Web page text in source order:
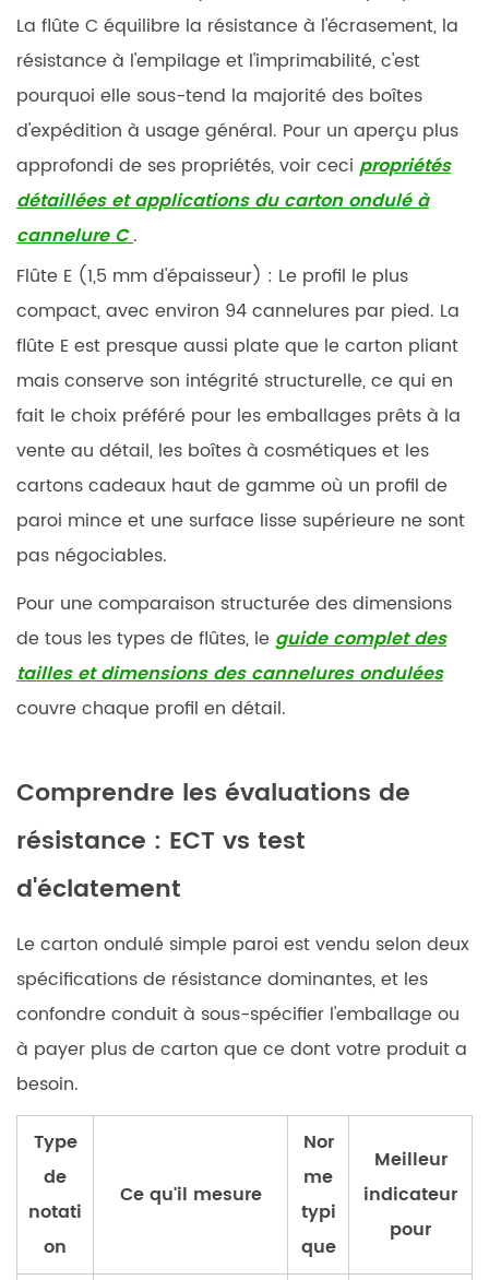
La flûte C équilibre la résistance à l'écrasement, la
résistance à l'empilage et l'imprimabilité, c'est
pourquoi elle sous-tend la majorité des boîtes
d'expédition à usage général. Pour un aperçu plus
approfondi de ses propriétés, voir ceci propriétés
détaillées et applications du carton ondulé à
cannelure C.
Flûte E (1,5 mm d'épaisseur) : Le profil le plus
compact, avec environ 94 cannelures par pied. La
flûte E est presque aussi plate que le carton pliant
mais conserve son intégrité structurelle, ce qui en
fait le choix préféré pour les emballages prêts à la
vente au détail, les boîtes à cosmétiques et les
cartons cadeaux haut de gamme où un profil de
paroi mince et une surface lisse supérieure ne sont
pas négociables.
Pour une comparaison structurée des dimensions
de tous les types de flûtes, leguide complet des
tailles et dimensions des cannelures ondulées
couvre chaque profil en détail.
Comprendre les évaluations de
résistance : ECT vs test
d'éclatement
Le carton ondulé simple paroi est vendu selon deux
spécifications de résistance dominantes, et les
confondre conduit à sous-spécifier l'emballage ou
à payer plus de carton que ce dont votre produit a
besoin.
Type
de
notati
on
Ce qu'il mesure
Nor
me
typi
que
Meilleur
indicateur
pour